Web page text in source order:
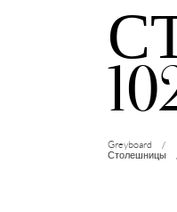
Greyboard
Столешницы